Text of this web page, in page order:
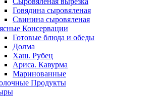
Говядина сыровяленая
Свинина сыровяленая
Консервации
Готовые блюда и обеды
Долма
Хаш. Рубец
Ариса. Кавурма
Маринованные
Продукты